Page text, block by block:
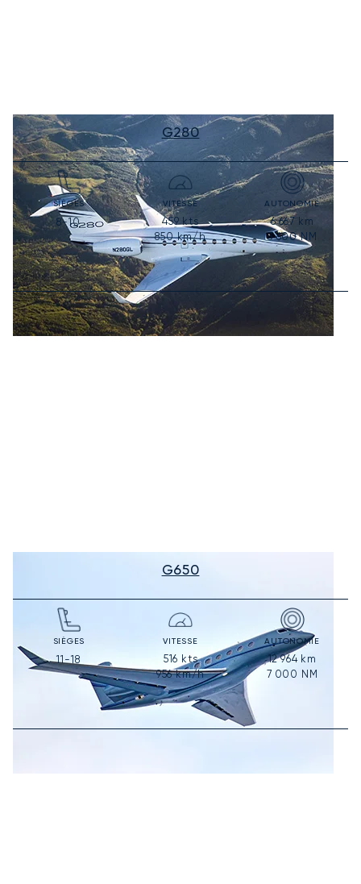
G280
SIÈGES
8-10
VITESSE
459kts
850km/h
AUTONOMIE
6 667 km
3 600NM
G650
SIÈGES
11-18
VITESSE
516 kts
956km/h
AUTONOMIE
12 964km
7 000 NM